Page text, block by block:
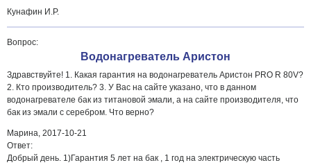
Кунафин И.Р.
Вопрос:
Водонагреватель Аристон
Здравствуйте! 1. Какая гарантия на водонагреватель Аристон PRO R 80V?
2. Кто производитель? 3. У Вас на сайте указано, что в данном
водонагревателе бак из титановой эмали, а на сайте производителя, что
бак из эмали с серебром. Что верно?
Марина, 2017-10-21
Ответ:
Добрый день. 1)Гарантия 5 лет на бак , 1 год на электрическую часть